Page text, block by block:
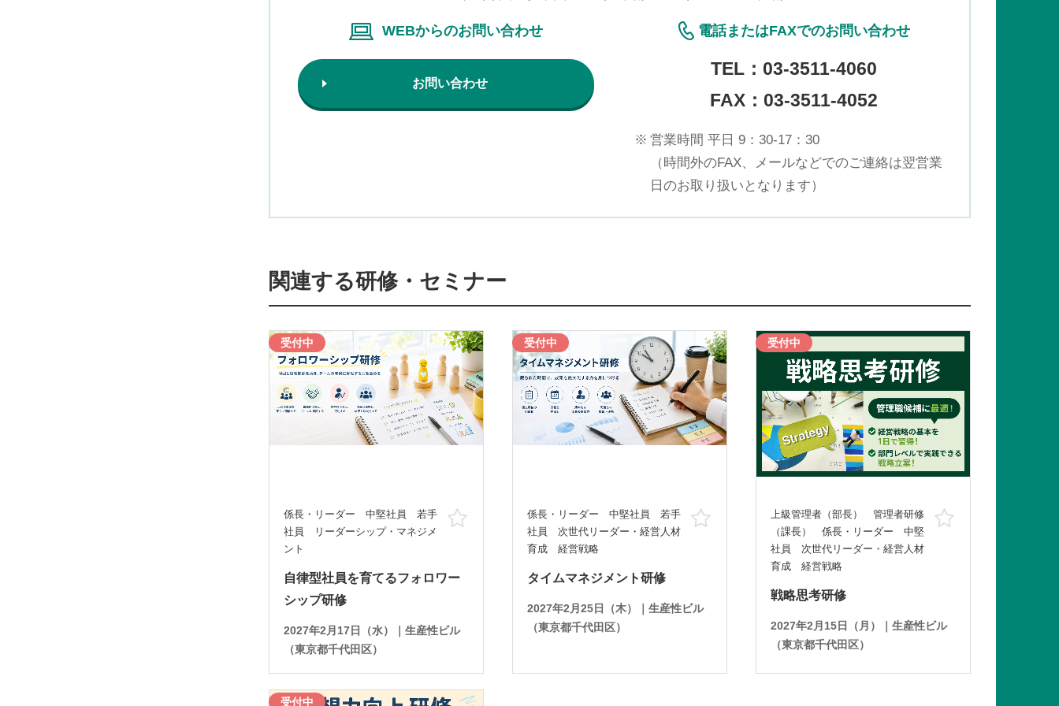
WEBからのお問い合わせ
お問い合わせ
電話またはFAXでのお問い合わせ
TEL： 03-3511-4060
FAX：03-3511-4052
※ 営業時間 平日 9：30-17：30
（時間外のFAX、メールなどでのご連絡は翌営業
日のお取り扱いとなります）
関連する研修・セミナー
受付中
係長・リーダー 中堅社員 若手
社員 リーダーシップ・マネジメ
ント
お気に入り
自律型社員を育てるフォロワー
シップ研修
2027年2月17日（水）｜生産性ビル
（東京都千代田区）
受付中
係長・リーダー 中堅社員 若手
社員 次世代リーダー・経営人材
育成 経営戦略
お気に入り
タイムマネジメント研修
2027年2月25日（木）｜生産性ビル
（東京都千代田区）
受付中
上級管理者（部長） 管理者研修
（課長） 係長・リーダー 中堅
社員 次世代リーダー・経営人材
育成 経営戦略
戦略思考研修
2027年2月15日（月）｜生産性ビル
（東京都千代田区）
受付中